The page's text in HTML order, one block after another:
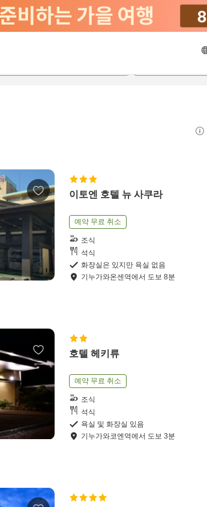
이토엔 호텔 뉴 사쿠라
예약 무료 취소
조식
석식
화장실은 있지만 욕실 없음
기누가와온센역에서 도보 8분
호텔 헤키류
예약 무료 취소
조식
석식
욕실 및 화장실 있음
기누가와코엔역에서 도보 3분